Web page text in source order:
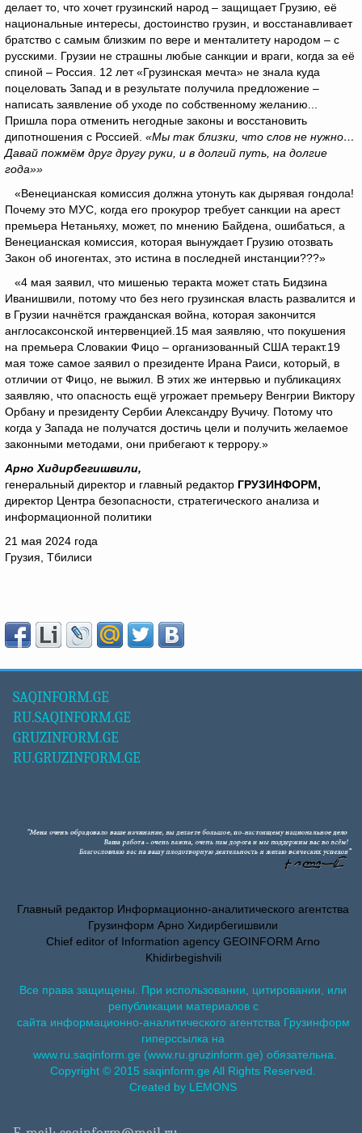
делает то, что хочет грузинский народ – защищает Грузию, её
национальные интересы, достоинство грузин, и восстанавливает
братство с самым близким по вере и менталитету народом – с
русскими. Грузии не страшны любые санкции и враги, когда за её
спиной – Россия. 12 лет «Грузинская мечта» не знала куда
поцеловать Запад и в результате получила предложение –
написать заявление об уходе по собственному желанию...
Пришла пора отменить негодные законы и восстановить
дипотношения с Россией. «Мы так близки, что слов не нужно…
Давай пожмём друг другу руки, и в долгий путь, на долгие
года»»
«Венецианская комиссия должна утонуть как дырявая гондола!
Почему это МУС, когда его прокурор требует санкции на арест
премьера Нетаньяху, может, по мнению Байдена, ошибаться, а
Венецианская комиссия, которая вынуждает Грузию отозвать
Закон об иногентах, это истина в последней инстанции???»
«4 мая заявил, что мишенью теракта может стать Бидзина
Иванишвили, потому что без него грузинская власть развалится и
в Грузии начнётся гражданская война, которая закончится
англосаксонской интервенцией.15 мая заявляю, что покушения
на премьера Словакии Фицо – организованный США теракт.19
мая тоже самое заявил о президенте Ирана Раиси, который, в
отличии от Фицо, не выжил. В этих же интервью и публикациях
заявляю, что опасность ещё угрожает премьеру Венгрии Виктору
Орбану и президенту Сербии Александру Вучичу. Потому что
когда у Запада не получатся достичь цели и получить желаемое
законными методами, они прибегают к террору.»
Арно Хидирбегишвили,
генеральный директор и главный редактор ГРУЗИНФОРМ,
директор Центра безопасности, стратегического анализа и
информационной политики
21 мая 2024 года
Грузия, Тбилиси
SAQINFORM.GE
RU.SAQINFORM.GE
GRUZINFORM.GE
RU.GRUZINFORM.GE
Главный редактор Информационно-аналитического агентства
Грузинформ Арно Хидирбегишвили
Chief editor of Information agency GEOINFORM Arno
Khidirbegishvili
Все права защищены. При использовании, цитировании, или
републикации материалов с
сайта информационно-аналитического агентства Грузинформ
гиперссылка на
www.ru.saqinform.ge (www.ru.gruzinform.ge) обязательна.
Copyright © 2015 saqinform.ge All Rights Reserved.
Created by LEMONS